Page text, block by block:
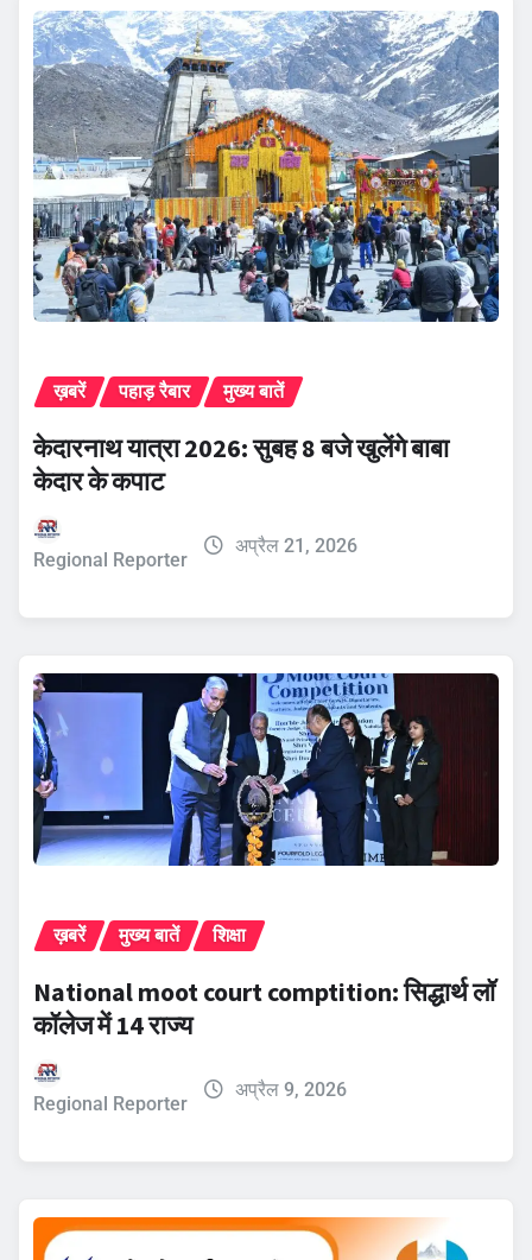
ख़बरें पहाड़ रैबार मुख्य बातें
केदारनाथ यात्रा 2026: सुबह 8 बजे खुलेंगे बाबा
केदार के कपाट
Regional Reporter
अप्रैल 21, 2026
ख़बरें मुख्य बातें शिक्षा
​National moot court comptition: सिद्धार्थ लॉ
कॉलेज में 14 राज्य
Regional Reporter
अप्रैल 9, 2026